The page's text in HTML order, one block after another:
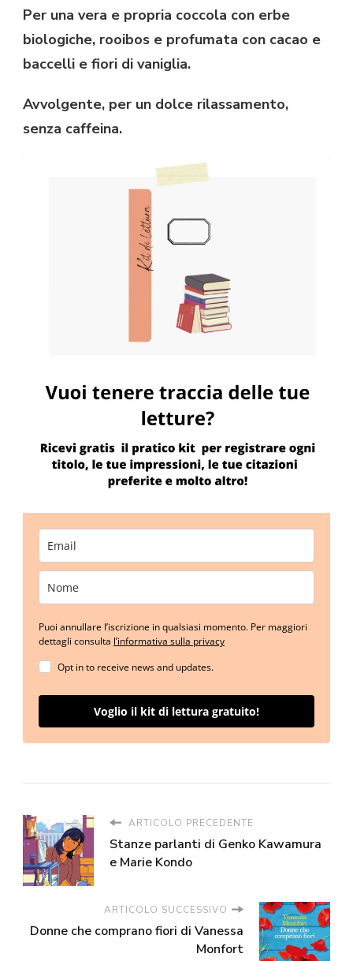
Per una vera e propria coccola con erbe
biologiche, rooibos e profumata con cacao e
baccelli e fiori di vaniglia.
Avvolgente, per un dolce rilassamento,
senza caffeina.
Puoi annullare l’iscrizione in qualsiasi momento. Per maggiori
dettagli consulta l’informativa sulla privacy
Opt in to receive news and updates.
Voglio il kit di lettura gratuito!
ARTICOLO PRECEDENTE
Stanze parlanti di Genko Kawamura
e Marie Kondo
ARTICOLO SUCCESSIVO
Donne che comprano fiori di Vanessa
Monfort